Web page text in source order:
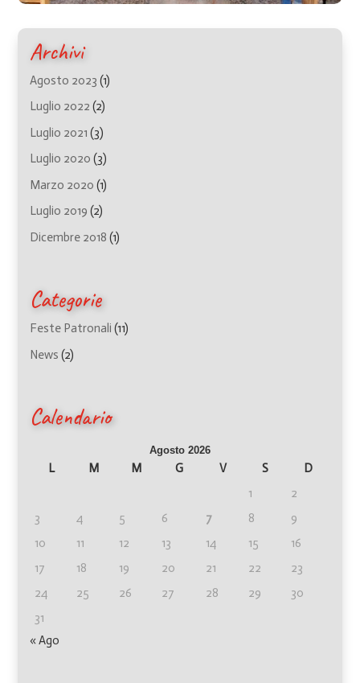
Archivi
Agosto 2023 (1)
Luglio 2022 (2)
Luglio 2021 (3)
Luglio 2020 (3)
Marzo 2020 (1)
Luglio 2019 (2)
Dicembre 2018 (1)
Categorie
Feste Patronali (11)
News (2)
Calendario
Agosto 2026
L M M G V S
D
1
2
3
4 5 6 7 8
9
10
11 12 13 14 15
16
17
18 19 20 21 22
23
24
25 26 27 28 29
30
31
« Ago